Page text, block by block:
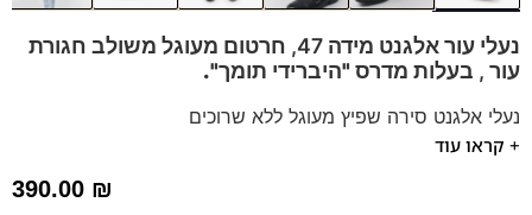
נעלי עור אלגנט מידה 47, חרטום מעוגל משולב חגורת
עור , בעלות מדרס "היברידי תומך".
נעלי אלגנט סירה שפיץ מעוגל ללא שרוכים
מתאים כנעלי חתן, לחליפות ולשבתות.
ספידות וביטנות נושמות וסופגות
+ קראו עוד
390.00 ₪